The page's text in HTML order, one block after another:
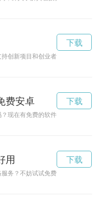
创新项目和创业者的科技企业，
下载
费安卓
现在有免费的软件加速器可以帮
下载
用
务？不妨试试免费加速器，让你
下载